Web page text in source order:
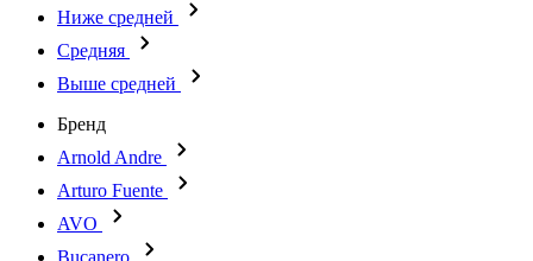
Ниже средней
Средняя
Выше средней
Бренд
Arnold Andre
Arturo Fuente
AVO
Bucanero